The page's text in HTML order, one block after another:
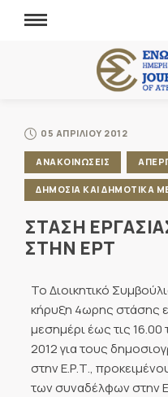
05 ΑΠΡΙΛΙΟΥ 2012
ΑΝΑΚΟΙΝΩΣΕΙΣ
ΔΗΜΟΣΙΑ ΚΑΙ ΔΗΜΟΤΙΚΑ
ΣΤΑΣΗ
ΣΤΗΝ ΕΡΤ
Το Διοικητικό
κήρυξη 4ωρης στάσης
μεσημέρι έως τις
2012 για τους
στην Ε.Ρ.Τ.,
των συναδέλφων στην